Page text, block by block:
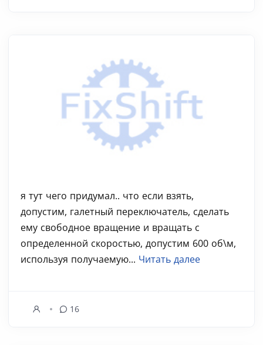
я тут чего придумал.. что если взять,
допустим, галетный переключатель, сделать
ему свободное вращение и вращать с
определенной скоростью, допустим 600 об\м,
используя получаемую... Читать далее
16